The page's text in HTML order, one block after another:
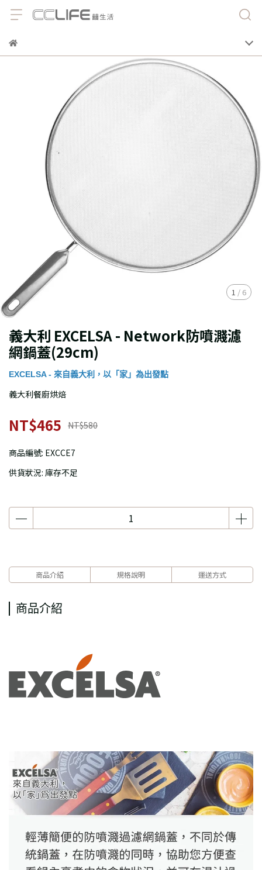
1 / 6
義大利 EXCELSA - Network防噴濺濾
網鍋蓋(29cm)
EXCELSA - 來自義大利，以「家」為出發點
義大利餐廚烘焙
NT$465 NT$580
商品編號: EXCCE7
供貨狀況: 庫存不足
商品介紹 規格說明 運送方式
商品介紹